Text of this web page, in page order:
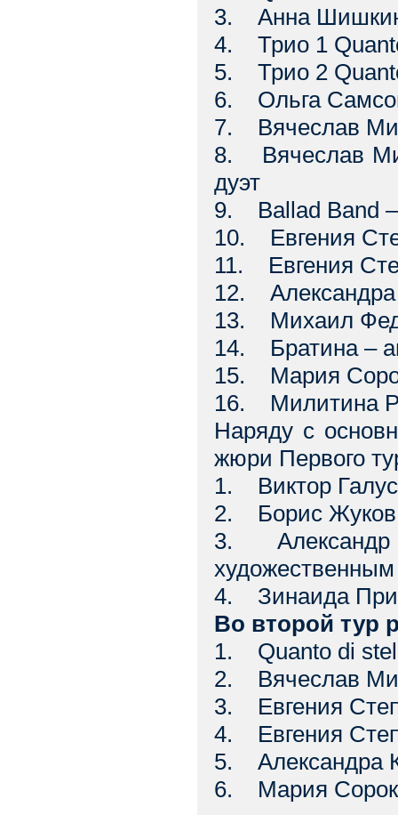
3. Анна
4. Трио 1
5. Трио 2
6. Ольга
7. Вячеслав
8. Вячеслав
дуэт
9. Ballad Band
10. Евгения
11. Евгения
12. Александра
13. Михаил
14. Братина –
15. Мария
16. Милитина
Наряду с
жюри Первого
1. Виктор
2. Борис
3. Александр
4. Зинаида
Во второй тур
1. Quanto di
2. Вячеслав
3. Евгения
4. Евгения
5. Александра
6. Мария